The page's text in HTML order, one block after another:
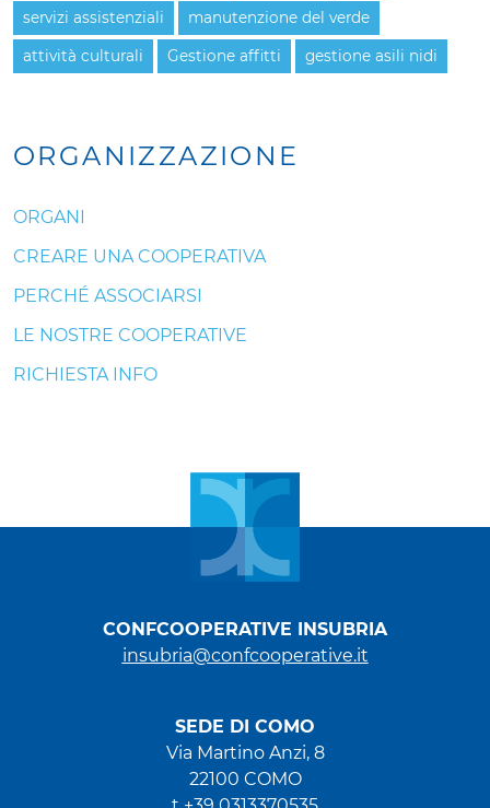
ORGANIZZAZIONE
ORGANI
CREARE UNA COOPERATIVA
PERCHÉ ASSOCIARSI
LE NOSTRE COOPERATIVE
RICHIESTA INFO
servizi assistenziali manutenzione del verde
attività culturali Gestione affitti gestione asili nidi
CONFCOOPERATIVE INSUBRIA
insubria@confcooperative.it
SEDE DI COMO
Via Martino Anzi, 8
22100 COMO